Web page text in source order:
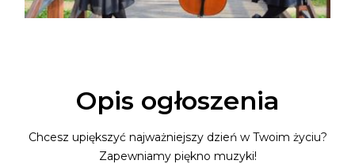
Opis ogłoszenia
Chcesz upiększyć najważniejszy dzień w Twoim życiu?
Zapewniamy piękno muzyki!